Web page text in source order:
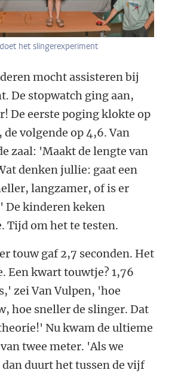
het slingerexperiment
mocht assisteren bij
De stopwatch ging aan,
De eerste poging klokte op
de volgende op 4,6. Van
zaal: 'Maakt de lengte van
denken jullie: gaat een
langzamer, of is er
De kinderen keken
Tijd om het te testen.
touw gaf 2,7 seconden. Het
Een kwart touwtje? 1,76
zei Van Vulpen, 'hoe
hoe sneller de slinger. Dat
Nu kwam de ultieme
twee meter. 'Als we
duurt het tussen de vijf